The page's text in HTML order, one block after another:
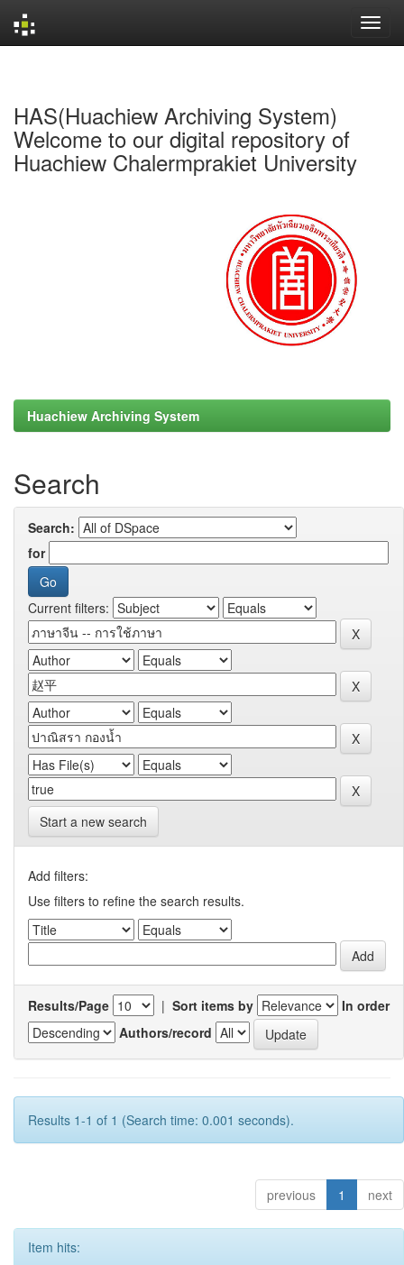
HAS(Huachiew Archiving System)
Welcome to our digital repository of
Huachiew Chalermprakiet University
Huachiew Archiving System
Search
Search:
for
Current filters:
Start a new search
Add filters:
Use filters to refine the search results.
Results/Page | Sort items by
In order
Authors/record
Results 1-1 of 1 (Search time: 0.001 seconds).
previous 1 next
Item hits: